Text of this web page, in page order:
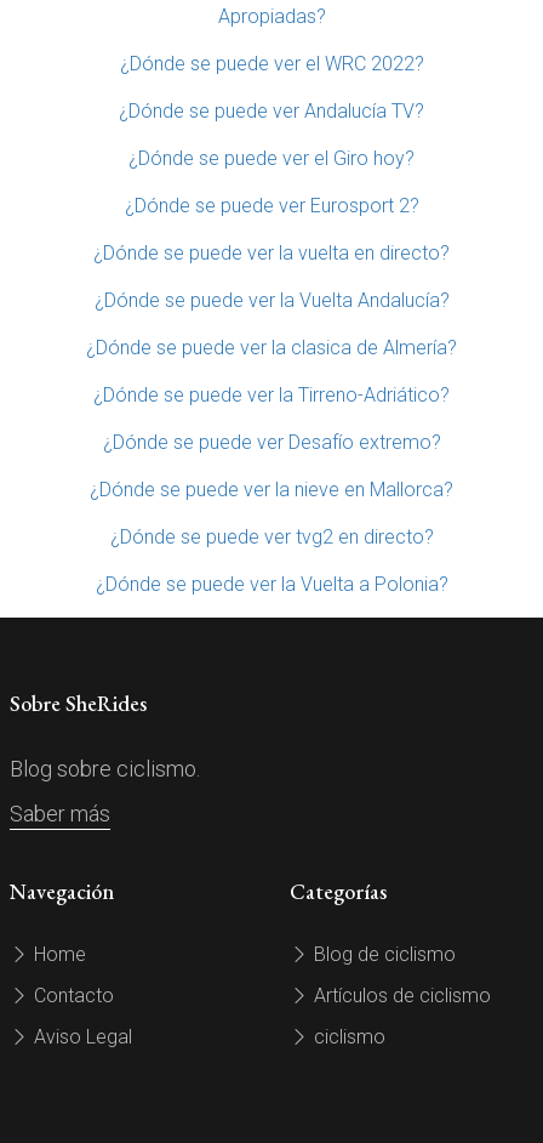
Apropiadas?
¿Dónde se puede ver el WRC 2022?
¿Dónde se puede ver Andalucía TV?
¿Dónde se puede ver el Giro hoy?
¿Dónde se puede ver Eurosport 2?
¿Dónde se puede ver la vuelta en directo?
¿Dónde se puede ver la Vuelta Andalucía?
¿Dónde se puede ver la clasica de Almería?
¿Dónde se puede ver la Tirreno-Adriático?
¿Dónde se puede ver Desafío extremo?
¿Dónde se puede ver la nieve en Mallorca?
¿Dónde se puede ver tvg2 en directo?
¿Dónde se puede ver la Vuelta a Polonia?
Sobre SheRides
Blog sobre ciclismo.
Saber más
Navegación
Home
Contacto
Aviso Legal
Categorías
Blog de ciclismo
Artículos de ciclismo
ciclismo